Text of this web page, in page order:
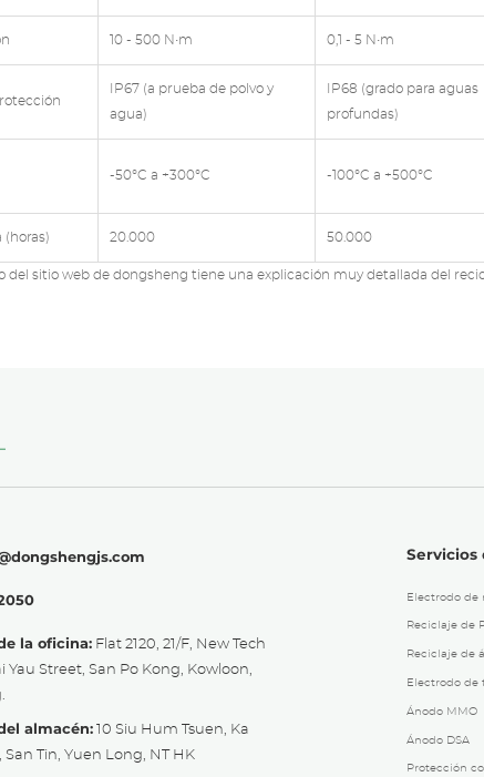
10 - 500 N•m 0,1 - 5 N•m
IP67 (a prueba de polvo y
agua)
IP68 (grado para aguas
profundas)
-50°C a +300°C -100°C a +500°C
(horas) 20.000 50.000
del sitio web de dongsheng tiene una explicación muy detallada del
la oficina: Flat 2120, 21/F, New Tech
Yau Street, San Po Kong, Kowloon,
almacén: 10 Siu Hum Tsuen, Ka
San Tin, Yuen Long, NT HK
Servicios
Electrodo de
Reciclaje de
Reciclaje de
Electrodo de
Ánodo MMO
Ánodo DSA
Protección